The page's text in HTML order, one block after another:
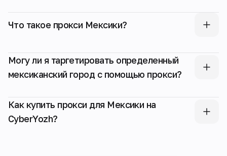
Что такое прокси Мексики?
Могу ли я таргетировать определенный
мексиканский город с помощью прокси?
Как купить прокси для Мексики на
CyberYozh?